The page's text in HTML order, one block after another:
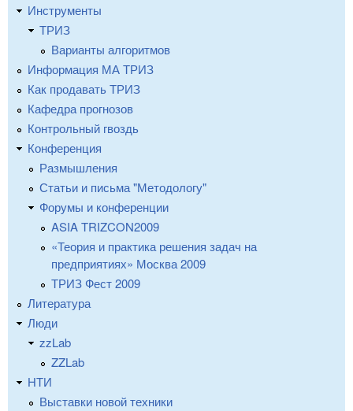
Инструменты
ТРИЗ
Варианты алгоритмов
Информация МА ТРИЗ
Как продавать ТРИЗ
Кафедра прогнозов
Контрольный гвоздь
Конференция
Размышления
Статьи и письма "Методологу"
Форумы и конференции
ASIA TRIZCON2009
«Теория и практика решения задач на
предприятиях» Москва 2009
ТРИЗ Фест 2009
Литература
Люди
zzLab
ZZLab
НТИ
Выставки новой техники